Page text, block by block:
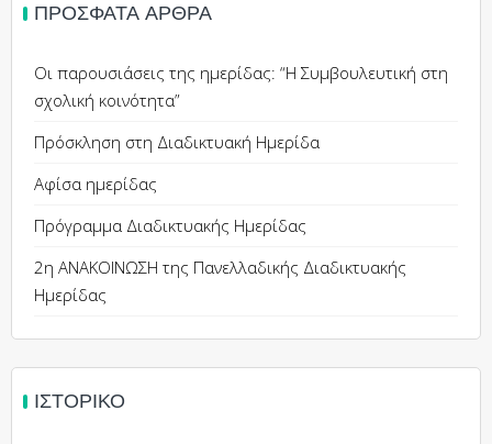
ΠΡΌΣΦΑΤΑ ΆΡΘΡΑ
Οι παρουσιάσεις της ημερίδας: “Η Συμβουλευτική στη
σχολική κοινότητα”
Πρόσκληση στη Διαδικτυακή Ημερίδα
Αφίσα ημερίδας
Πρόγραμμα Διαδικτυακής Ημερίδας
2η ΑΝΑΚΟΙΝΩΣΗ της Πανελλαδικής Διαδικτυακής
Ημερίδας
ΙΣΤΟΡΙΚΌ